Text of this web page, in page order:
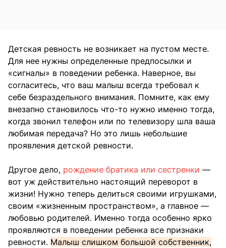
Детская ревность не возникает на пустом месте.
Для нее нужны определенные предпосылки и
«сигналы» в поведении ребенка. Наверное, вы
согласитесь, что ваш малыш всегда требовал к
себе безраздельного внимания. Помните, как ему
внезапно становилось что-то нужно именно тогда,
когда звонил телефон или по телевизору шла ваша
любимая передача? Но это лишь небольшие
проявления детской ревности.
Другое дело, рождение братика или сестренки —
вот уж действительно настоящий переворот в
жизни! Нужно теперь делиться своими игрушками,
своим «жизненным пространством», а главное —
любовью родителей. Именно тогда особенно ярко
проявляются в поведении ребенка все признаки
ревности. Малыш слишком большой собственник,